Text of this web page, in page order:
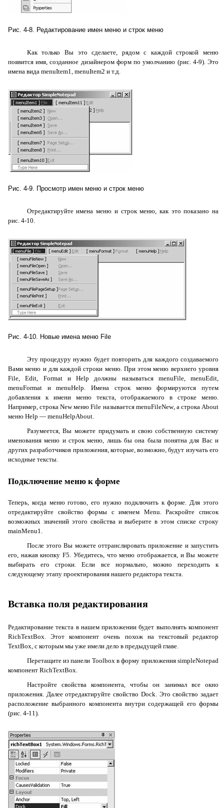
Рис. 4-8. Редактирование имен меню и строк меню
Как только Вы это сделаете, рядом с каждой строкой меню
появится имя, созданное дизайнером форм по умолчанию (рис. 4-9). Это
имена вида menuItem1 menuItem2 и т.д.
Рис. 4-9. Просмотр имен меню и строк меню
Отредактируйте имена меню и строк меню, как это показано на
рис. 4-10.
Рис. 4-10. Новые имена меню File
Эту процедуру нужно будет повторить для каждого создаваемого
Вами меню и для каждой строки меню. При этом меню верхнего уровня
File ,Edit Formatи Help должны называться menuFile, menuEdit
menuFormat иmenuHelp . Имена строк меню формируются путем
добавления к имени меню текста, отображаемого в строке меню.
Например, строкаNewменюFile называется menuFileNew, а строка About
меню Help — menuHelpAbout
Разумеется, Вы можете придумать и свою собственную систему
именования меню и строк меню, лишь бы она была понятна для Вас и
других разработчиков приложения, которые, возможно, будут изучать его
исходные тексты.
Подключение меню к форме
Теперь, когда меню готово, его нужно подключить к форме. Для этого
отредактируйте свойство формы с именем Menu . Раскройте список
возможных значений этого свойства и выберите в этом списке строку
mainMenu1
После этого Вы можете оттранслировать приложение и запустить
его, нажав кнопкуF5. Убедитесь, что меню отображается, и Вы можете
выбирать его строки. Если все нормально, можно переходить к
следующему этапу проектирования нашего редактора текста.
Вставка поля редактирования
Редактирование текста в нашем приложении будет выполнять компонент
RichTextBox . Этот компонент очень похож на текстовый редактор
TextBox , с которым мы уже имели дело в предыдущей главе.
Перетащите из панели Toolbox в форму приложенияsimpleNotepad
компонент RichTextBox
Настройте свойства компонента, чтобы он занимал все окно
приложения. Далее отредактируйте свойство Dock . Это свойство задает
расположение выбранного компонента внутри содержащей его формы
(рис. 4-11).